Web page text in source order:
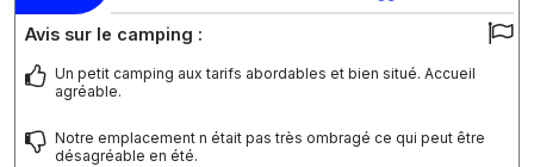
Avis sur le camping :
Un petit camping aux tarifs abordables et bien situé. Accueil
agréable.
Notre emplacement n était pas très ombragé ce qui peut être
désagréable en été.